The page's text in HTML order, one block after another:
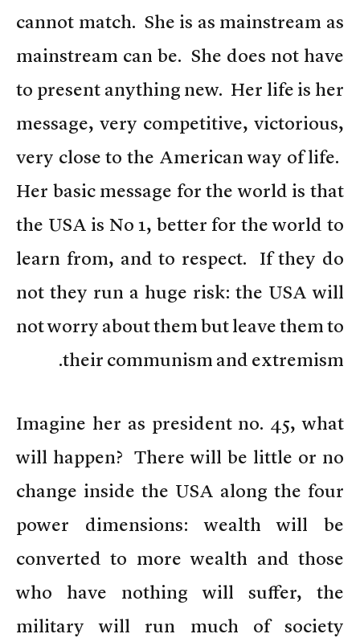
cannot match. She is as mainstream as
mainstream can be. She does not have
to present anything new. Her life is her
message, very competitive, victorious,
very close to the American way of life.
Her basic message for the world is that
the USA is No 1, better for the world to
learn from, and to respect. If they do
not they run a huge risk: the USA will
not worry about them but leave them to
their communism and extremism.
Imagine her as president no. 45, what
will happen? There will be little or no
change inside the USA along the four
power dimensions: wealth will be
converted to more wealth and those
who have nothing will suffer, the
military will run much of society